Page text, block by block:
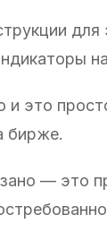
и это
бирже.
— это